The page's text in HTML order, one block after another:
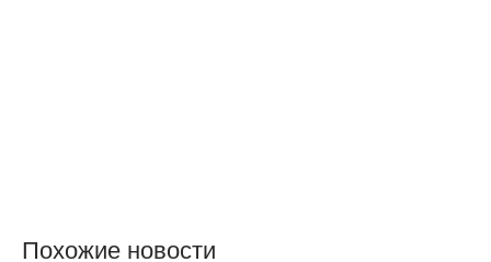
Похожие новости